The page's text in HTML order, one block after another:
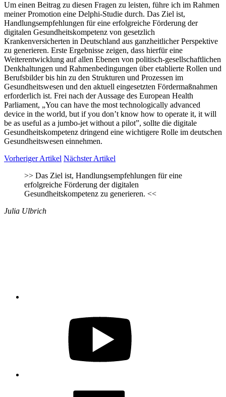
Um einen Beitrag zu diesen Fragen zu leisten, führe ich im Rahmen
meiner Promotion eine Delphi-Studie durch. Das Ziel ist,
Handlungsempfehlungen für eine erfolgreiche Förderung der
digitalen Gesundheitskompetenz von gesetzlich
Krankenversicherten in Deutschland aus ganzheitlicher Perspektive
zu generieren. Erste Ergebnisse zeigen, dass hierfür eine
Weiterentwicklung auf allen Ebenen von politisch-gesellschaftlichen
Denkhaltungen und Rahmenbedingungen über etablierte Rollen und
Berufsbilder bis hin zu den Strukturen und Prozessen im
Gesundheitswesen und den aktuell eingesetzten Fördermaßnahmen
erforderlich ist. Frei nach der Aussage des European Health
Parliament, „You can have the most technologically advanced
device in the world, but if you don’t know how to operate it, it will
be as useful as a jumbo-jet without a pilot”, sollte die digitale
Gesundheitskompetenz dringend eine wichtigere Rolle im deutschen
Gesundheitswesen einnehmen.
Vorheriger Artikel Nächster Artikel
>> Das Ziel ist, Handlungsempfehlungen für eine
erfolgreiche Förderung der digitalen
Gesundheitskompetenz zu generieren. <<
Julia Ulbrich